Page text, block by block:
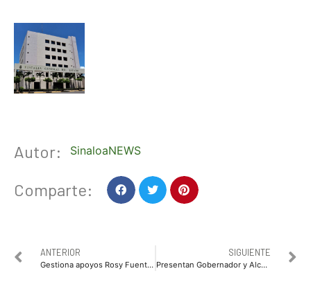
Autor: SinaloaNEWS
Comparte:
ANTERIOR
Gestiona apoyos Rosy Fuentes de Ordaz ante Fundación Carlos Slim
SIGUIENTE
Presentan Gobernador y Alcalde programa de rescate de drenajes sanitarios en comunidades rurales de Ahome con inversión de 100 mdp